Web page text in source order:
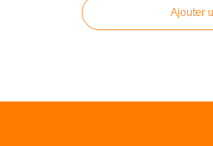
Ajouter